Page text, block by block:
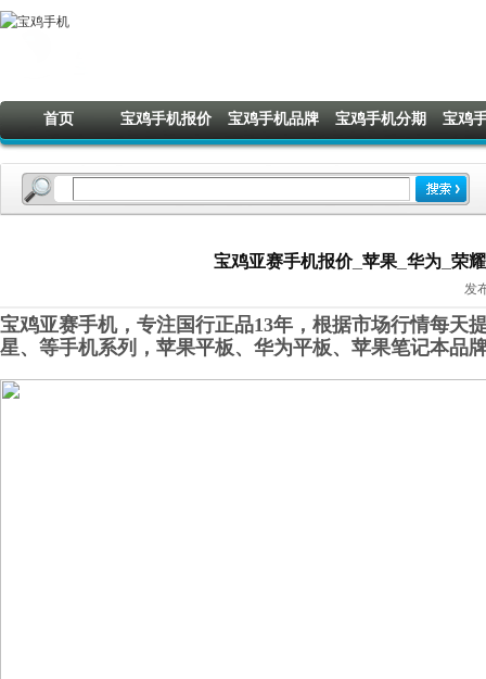
首页 宝鸡手机报价 宝鸡手机品牌 宝鸡手机分期 宝鸡
宝鸡亚赛手机报价_苹果_华为_荣
发
宝鸡亚赛手机，专注国行正品13年，根据市场行情每天
星、 等手机系列，苹果平板、华为平板、 苹果笔记本品